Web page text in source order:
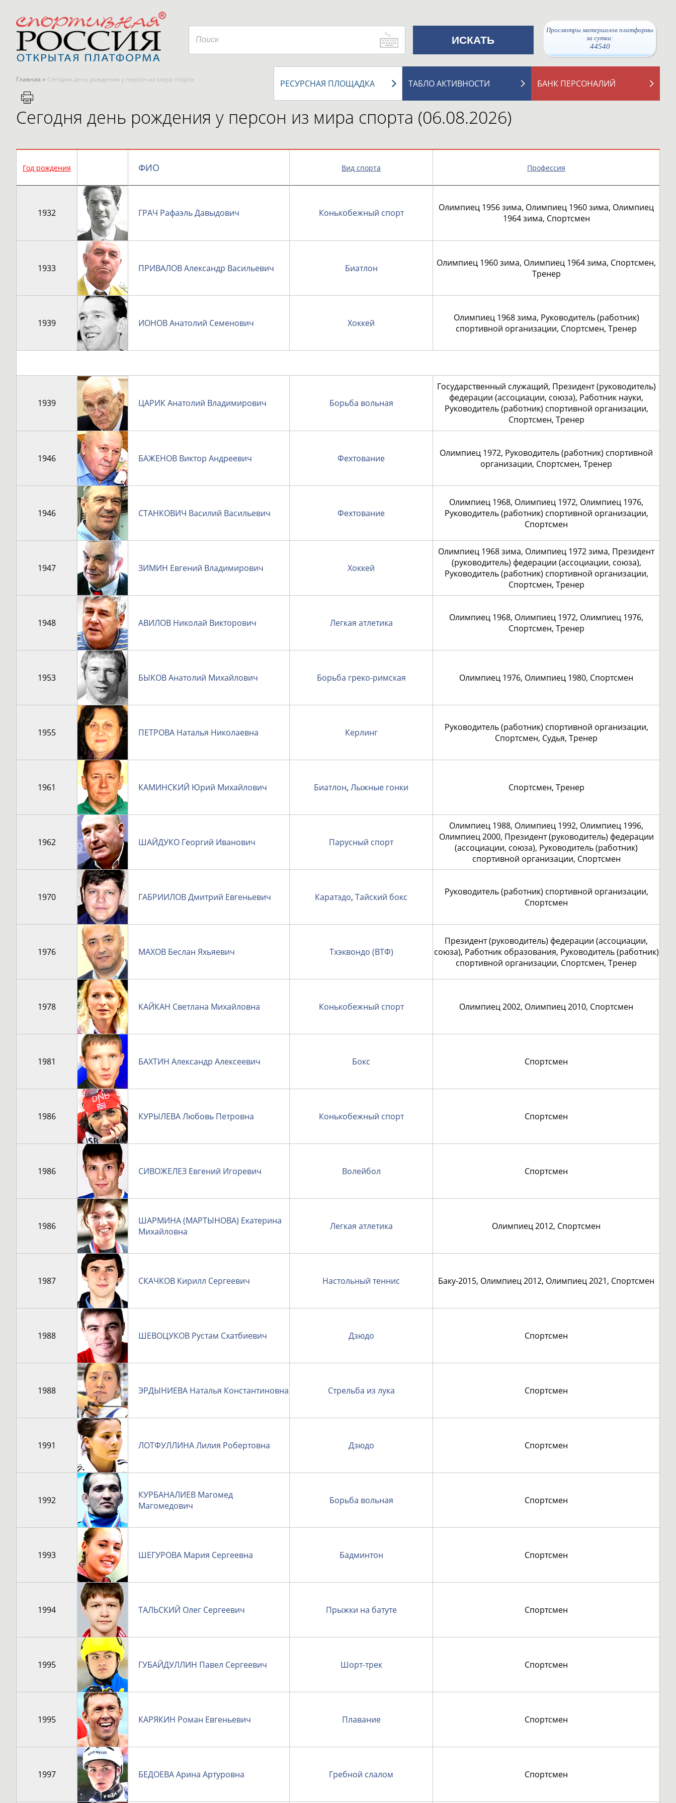
Просмотры материалов платформы
за сутки:
44540
Главная » Сегодня день рождения у персон из мира спорта БАНК ПЕРСОНАЛИЙ
ТАБЛО АКТИВНОСТИ
РЕСУРСНАЯ ПЛОЩАДКА
Сегодня день рождения у персон из мира спорта (06.08.2026)
Год рождения ФИО Вид спорта Профессия
1932 ГРАЧ Рафаэль Давыдович Конькобежный спорт
Олимпиец 1956 зима, Олимпиец 1960 зима, Олимпиец
1964 зима, Спортсмен
1933 ПРИВАЛОВ Александр Васильевич Биатлон
Олимпиец 1960 зима, Олимпиец 1964 зима, Спортсмен,
Тренер
1939 ИОНОВ Анатолий Семенович Хоккей
Олимпиец 1968 зима, Руководитель (работник)
спортивной организации, Спортсмен, Тренер
1939 ЦАРИК Анатолий Владимирович Борьба вольная
Государственный служащий, Президент (руководитель)
федерации (ассоциации, союза), Работник науки,
Руководитель (работник) спортивной организации,
Спортсмен, Тренер
1946 БАЖЕНОВ Виктор Андреевич Фехтование
Олимпиец 1972, Руководитель (работник) спортивной
организации, Спортсмен, Тренер
1946 СТАНКОВИЧ Василий Васильевич Фехтование
Олимпиец 1968, Олимпиец 1972, Олимпиец 1976,
Руководитель (работник) спортивной организации,
Спортсмен
1947 ЗИМИН Евгений Владимирович Хоккей
Олимпиец 1968 зима, Олимпиец 1972 зима, Президент
(руководитель) федерации (ассоциации, союза),
Руководитель (работник) спортивной организации,
Спортсмен, Тренер
1948 АВИЛОВ Николай Викторович Легкая атлетика
Олимпиец 1968, Олимпиец 1972, Олимпиец 1976,
Спортсмен, Тренер
1953 БЫКОВ Анатолий Михайлович Борьба греко-римская Олимпиец 1976, Олимпиец 1980, Спортсмен
1955 ПЕТРОВА Наталья Николаевна Керлинг
Руководитель (работник) спортивной организации,
Спортсмен, Судья, Тренер
1961 КАМИНСКИЙ Юрий Михайлович Биатлон, Лыжные гонки Спортсмен, Тренер
1962 ШАЙДУКО Георгий Иванович Парусный спорт
Олимпиец 1988, Олимпиец 1992, Олимпиец 1996,
Олимпиец 2000, Президент (руководитель) федерации
(ассоциации, союза), Руководитель (работник)
спортивной организации, Спортсмен
1970 ГАБРИИЛОВ Дмитрий Евгеньевич Каратэдо, Тайский бокс
Руководитель (работник) спортивной организации,
Спортсмен
1976 МАХОВ Беслан Яхьяевич Тхэквондо (ВТФ)
Президент (руководитель) федерации (ассоциации,
союза), Работник образования, Руководитель (работник)
спортивной организации, Спортсмен, Тренер
1978 КАЙКАН Светлана Михайловна Конькобежный спорт Олимпиец 2002, Олимпиец 2010, Спортсмен
1981 БАХТИН Александр Алексеевич Бокс Спортсмен
1986 КУРЫЛЕВА Любовь Петровна Конькобежный спорт Спортсмен
1986 СИВОЖЕЛЕЗ Евгений Игоревич Волейбол Спортсмен
1986
ШАРМИНА (МАРТЫНОВА) Екатерина
Михайловна
Легкая атлетика Олимпиец 2012, Спортсмен
1987 СКАЧКОВ Кирилл Сергеевич Настольный теннис Баку-2015, Олимпиец 2012, Олимпиец 2021, Спортсмен
1988 ШЕВОЦУКОВ Рустам Схатбиевич Дзюдо Спортсмен
1988 ЭРДЫНИЕВА Наталья Константиновна Стрельба из лука Спортсмен
1991 ЛОТФУЛЛИНА Лилия Робертовна Дзюдо Спортсмен
1992
КУРБАНАЛИЕВ Магомед
Магомедович
Борьба вольная Спортсмен
1993 ШЕГУРОВА Мария Сергеевна Бадминтон Спортсмен
1994 ТАЛЬСКИЙ Олег Сергеевич Прыжки на батуте Спортсмен
1995 ГУБАЙДУЛЛИН Павел Сергеевич Шорт-трек Спортсмен
1995 КАРЯКИН Роман Евгеньевич Плавание Спортсмен
1997 БЕДОЕВА Арина Артуровна Гребной слалом Спортсмен